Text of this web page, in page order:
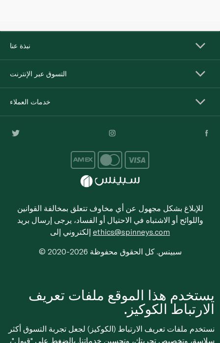
نبذة عنا
التسوق عبر الإنترنت
خدمات العملاء
للإبلاغ بشكل مجهول عن أي مخاوف تتعلق بمخالفة القوانين
واللوائح أو الاشتباه في الاحتيال أو الفساد، يرجى إرسال بريد
ethics@spinneys.com
© 2020-2026 سبينس. كل الحقوق محفوظة
يستخدم هذا الموقع ملفات تعريف
الارتباط الكوكيز.
نستخدم ملفات تعريف الارتباط (الكوكيز) لجعل تجربة التسوق أكثر
سلاسة، وتخصيص تجربتك، وتحسين خدماتنا. بالضغط على "قبول"،